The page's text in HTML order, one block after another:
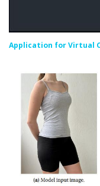
Application for Virtual